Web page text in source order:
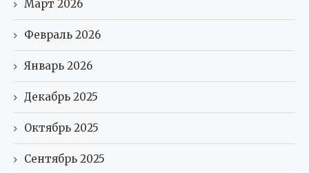
Март 2026
Февраль 2026
Январь 2026
Декабрь 2025
Октябрь 2025
Сентябрь 2025